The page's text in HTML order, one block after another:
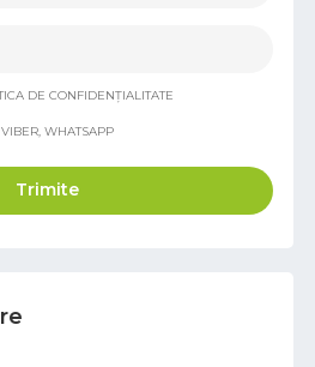
DE CONFIDENȚIALITATE
WHATSAPP
Trimite